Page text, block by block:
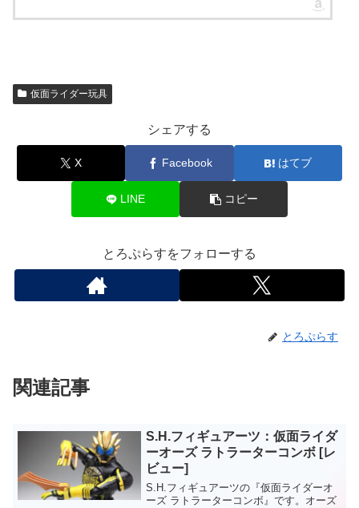
仮面ライダー玩具
シェアする
X Facebook はてブ
LINE コピー
とろぷらすをフォローする
とろぷらす
関連記事
S.H.フィギュアーツ：仮面ライダ
ーオーズ ラトラーターコンボ [レ
ビュー]
S.H.フィギュアーツの『仮面ライダーオ
ーズ ラトラーターコンボ』です。オーズ